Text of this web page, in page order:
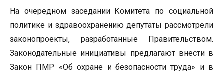
На очередном заседании Комитета по социальной
политике и здравоохранению депутаты рассмотрели
законопроекты, разработанные Правительством.
Законодательные инициативы предлагают внести в
Закон ПМР «Об охране и безопасности труда» и в